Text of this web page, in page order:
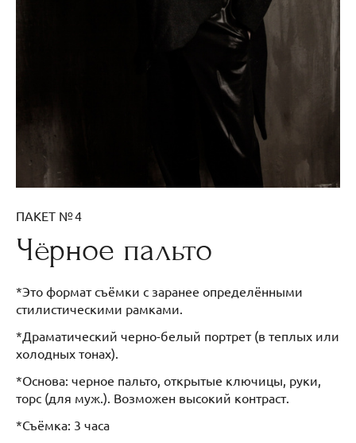
ПАКЕТ № 4
Чёрное пальто
*Это формат съёмки с заранее определёнными
стилистическими рамками.
*Драматический черно-белый портрет (в теплых или
холодных тонах).
*Основа: черное пальто, открытые ключицы, руки,
торс (для муж.). Возможен высокий контраст.
*Съёмка: 3 часа